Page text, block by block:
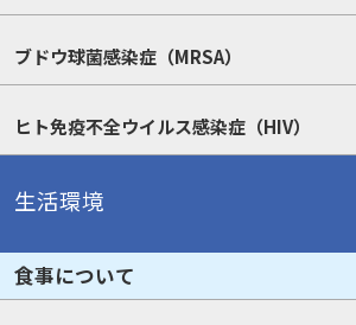
ブドウ球菌感染症（MRSA）
ヒト免疫不全ウイルス感染症（HIV）
生活環境
食事について